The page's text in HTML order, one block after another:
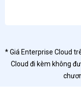
* Giá Enterprise Cloud
Cloud đi kèm không